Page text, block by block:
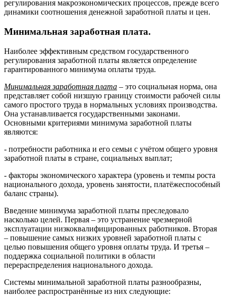
регулирования макроэкономических процессов, прежде всего
динамики соотношения денежной заработной платы и цен.
Минимальная заработная плата.
Наиболее эффективным средством государственного
регулирования заработной платы является определение
гарантированного минимума оплаты труда.
Минимальная заработная плата – это социальная норма, она
представляет собой низшую границу стоимости рабочей силы
самого простого труда в нормальных условиях производства.
Она устанавливается государственными законами.
Основными критериями минимума заработной платы
являются:
- потребности работника и его семьи с учётом общего уровня
заработной платы в стране, социальных выплат;
- факторы экономического характера (уровень и темпы роста
национального дохода, уровень занятости, платёжеспособный
баланс страны).
Введение минимума заработной платы преследовало
насколько целей. Первая – это устранение чрезмерной
эксплуатации низкоквалифицированных работников. Вторая
– повышение самых низких уровней заработной платы с
целью повышения общего уровня оплаты труда. И третья –
поддержка социальной политики в области
перераспределения национального дохода.
Системы минимальной заработной платы разнообразны,
наиболее распространённые из них следующие: